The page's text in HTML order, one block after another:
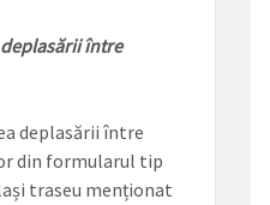
între
deplasării între
din formularul tip
traseu menționat